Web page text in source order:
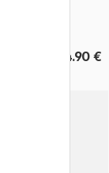
4.90 €